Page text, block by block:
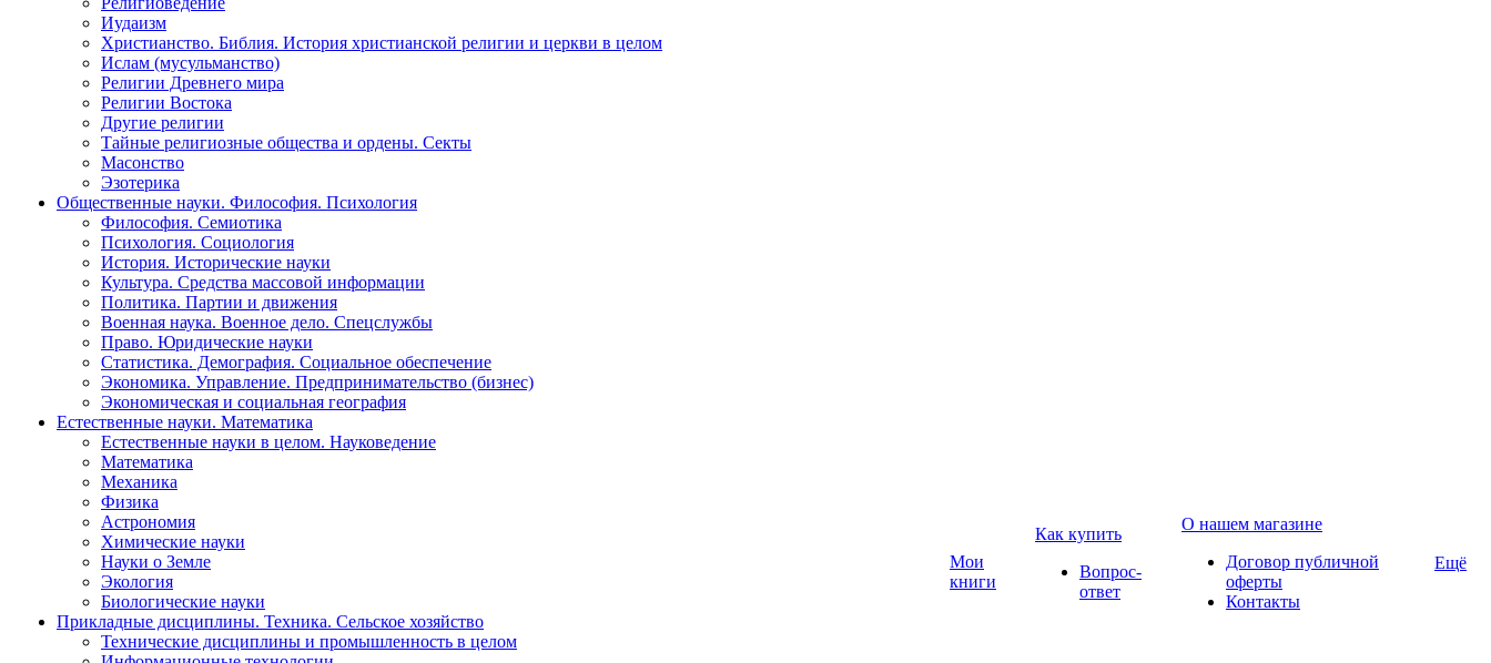
Иудаизм
Христианство. Библия. История христианской религии и церкви в целом
Ислам (мусульманство)
Религии Древнего мира
Религии Востока
Другие религии
Тайные религиозные общества и ордены. Секты
Масонство
Эзотерика
Общественные науки. Философия. Психология
Философия. Семиотика
Психология. Социология
История. Исторические науки
Культура. Средства массовой информации
Политика. Партии и движения
Военная наука. Военное дело. Спецслужбы
Право. Юридические науки
Статистика. Демография. Социальное обеспечение
Экономика. Управление. Предпринимательство (бизнес)
Экономическая и социальная география
Естественные науки. Математика
Естественные науки в целом. Науковедение
Математика
Механика
Физика
Астрономия
Химические науки
Науки о Земле
Экология
Биологические науки
Прикладные дисциплины. Техника. Сельское хозяйство
Технические дисциплины и промышленность в целом
Мои
книги
Как купить
Вопрос-
ответ
О нашем магазине
Договор публичной
оферты
Контакты
Ещё